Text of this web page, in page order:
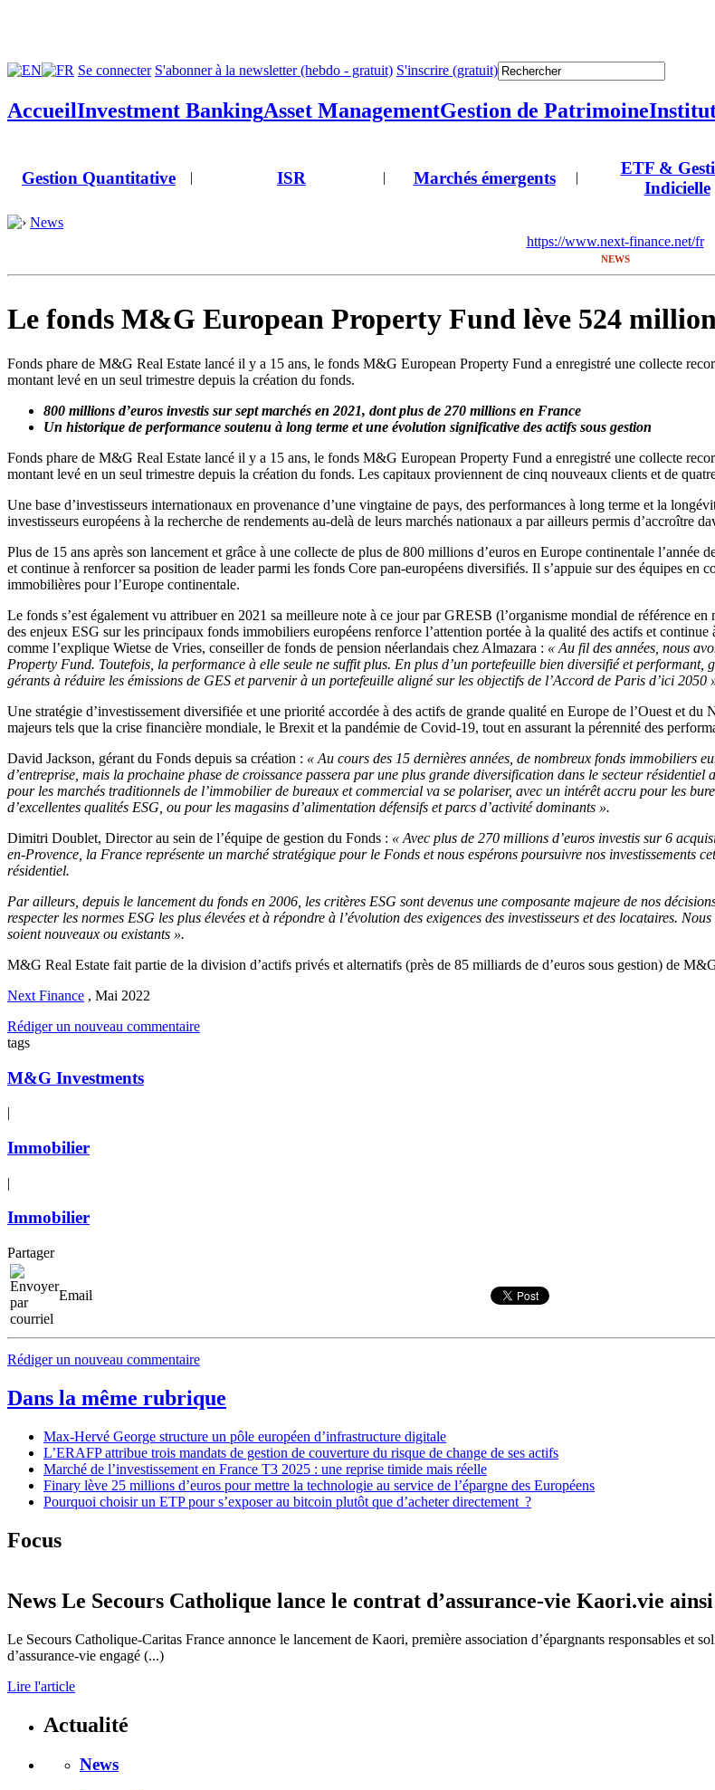
Se connecter S'abonner à la newsletter (hebdo - gratuit) S'inscrire (gratuit)
AccueilInvestment BankingAsset ManagementGestion de Patrimoine
Gestion Quantitative | ISR | Marchés émergents |
ETF &
Indicielle
News
https://www.next-finance.net/fr
NEWS
Le fonds M&G European Property Fund lève 524
Fonds phare de M&G Real Estate lancé il y a 15 ans, le fonds M&G European Property Fund a enregistré une collecte
montant levé en un seul trimestre depuis la création du fonds.
800 millions d’euros investis sur sept marchés en 2021, dont plus de 270 millions en France
Un historique de performance soutenu à long terme et une évolution significative des actifs sous gestion
Fonds phare de M&G Real Estate lancé il y a 15 ans, le fonds M&G European Property Fund a enregistré une collecte
montant levé en un seul trimestre depuis la création du fonds. Les capitaux proviennent de cinq nouveaux clients et de
Une base d’investisseurs internationaux en provenance d’une vingtaine de pays, des performances à long terme et la
investisseurs européens à la recherche de rendements au-delà de leurs marchés nationaux a par ailleurs permis d’accroître
Plus de 15 ans après son lancement et grâce à une collecte de plus de 800 millions d’euros en Europe continentale
et continue à renforcer sa position de leader parmi les fonds Core pan-européens diversifiés. Il s’appuie sur des équipes en
immobilières pour l’Europe continentale.
Le fonds s’est également vu attribuer en 2021 sa meilleure note à ce jour par GRESB (l’organisme mondial de référence
des enjeux ESG sur les principaux fonds immobiliers européens renforce l’attention portée à la qualité des actifs et
comme l’explique Wietse de Vries, conseiller de fonds de pension néerlandais chez Almazara : « Au fil des années, nous
Property Fund. Toutefois, la performance à elle seule ne suffit plus. En plus d’un portefeuille bien diversifié et
gérants à réduire les émissions de GES et parvenir à un portefeuille aligné sur les objectifs de l’Accord de Paris d’ici 2050
Une stratégie d’investissement diversifiée et une priorité accordée à des actifs de grande qualité en Europe de l’Ouest et
majeurs tels que la crise financière mondiale, le Brexit et la pandémie de Covid-19, tout en assurant la pérennité des
David Jackson, gérant du Fonds depuis sa création : « Au cours des 15 dernières années, de nombreux fonds immobiliers
d’entreprise, mais la prochaine phase de croissance passera par une plus grande diversification dans le secteur résidentiel
pour les marchés traditionnels de l’immobilier de bureaux et commercial va se polariser, avec un intérêt accru pour les
d’excellentes qualités ESG, ou pour les magasins d’alimentation défensifs et parcs d’activité dominants ».
Dimitri Doublet, Director au sein de l’équipe de gestion du Fonds : « Avec plus de 270 millions d’euros investis sur 6
en-Provence, la France représente un marché stratégique pour le Fonds et nous espérons poursuivre nos investissements
résidentiel.
Par ailleurs, depuis le lancement du fonds en 2006, les critères ESG sont devenus une composante majeure de nos
respecter les normes ESG les plus élevées et à répondre à l’évolution des exigences des investisseurs et des locataires.
soient nouveaux ou existants ».
M&G Real Estate fait partie de la division d’actifs privés et alternatifs (près de 85 milliards de d’euros sous gestion) de
Next Finance , Mai 2022
Rédiger un nouveau commentaire
tags
M&G Investments
|
Immobilier
|
Immobilier
Partager
Email
Rédiger un nouveau commentaire
Dans la même rubrique
Max-Hervé George structure un pôle européen d’infrastructure digitale
L’ERAFP attribue trois mandats de gestion de couverture du risque de change de ses actifs
Marché de l’investissement en France T3 2025 : une reprise timide mais réelle
Finary lève 25 millions d’euros pour mettre la technologie au service de l’épargne des Européens
Pourquoi choisir un ETP pour s’exposer au bitcoin plutôt que d’acheter directement ?
Focus
News Le Secours Catholique lance le contrat d’assurance-vie Kaori.vie
Le Secours Catholique-Caritas France annonce le lancement de Kaori, première association d’épargnants responsables et
d’assurance-vie engagé (...)
Lire l'article
Actualité
News